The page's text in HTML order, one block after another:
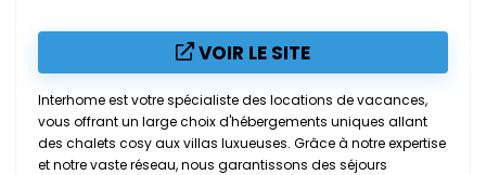
VOIR LE SITE
Interhome est votre spécialiste des locations de vacances,
vous offrant un large choix d'hébergements uniques allant
des chalets cosy aux villas luxueuses. Grâce à notre expertise
et notre vaste réseau, nous garantissons des séjours